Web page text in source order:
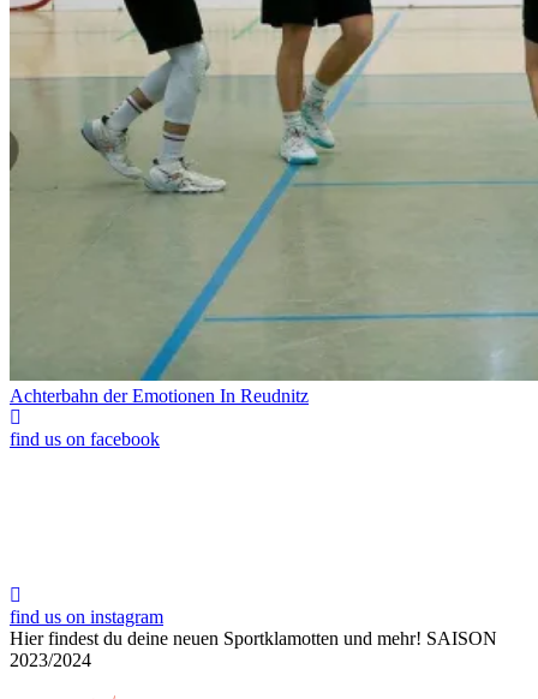
Achterbahn der Emotionen In Reudnitz
find us on facebook
find us on instagram
Hier findest du deine neuen Sportklamotten und mehr! SAISON
2023/2024